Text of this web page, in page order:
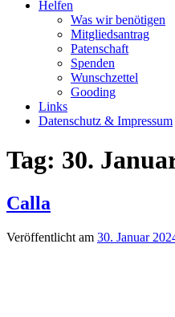
Helfen
Was wir benötigen
Mitgliedsantrag
Patenschaft
Spenden
Wunschzettel
Gooding
Links
Datenschutz & Impressum
Tag: 30.
Calla
Veröffentlicht am 30. Januar